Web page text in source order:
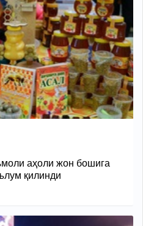
аҳоли жон бошига
қилинди